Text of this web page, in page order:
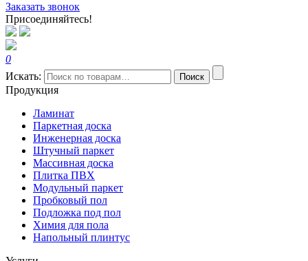
Заказать звонок
Присоединяйтесь!
0
Искать:
Поиск
Продукция
Ламинат
Паркетная доска
Инженерная доска
Штучный паркет
Массивная доска
Плитка ПВХ
Модульный паркет
Пробковый пол
Подложка под пол
Химия для пола
Напольный плинтус